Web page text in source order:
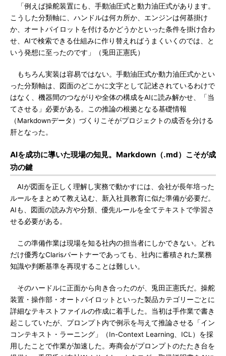
「例えば操舵装置にも、手動油圧式と動力油圧式があります。
こうした分類軸に、ハンドルは何カ所か、エンジンは何基掛け
か、オートパイロットを付けるかどうかといった条件を掛け合わ
せ、AIで検索できる仕組みに作り替えればうまくいくのでは、と
いう発想に至ったのです」（兎田正憲氏）
もちろん実装は容易ではない。手動油圧式か動力油圧式かとい
った分類軸は、図面のどこかに文字として記述されているわけで
はなく、機器間のつながりや全体の構成をAIに読み解かせ、「当
てさせる」必要がある。この推論の根拠となる基礎情報
（Markdownデータ）づくりこそがプロジェクトの成否を分ける
肝となった。
AIを成功に導いた現場の知見。Markdown（.md）こそが成
功の鍵
AIが図面を正しく理解し実務で動かすには、会社が長年培った
ルールをまとめて教え込む、新入社員教育に似た準備が必要だ。
AIも、図面の読み方や分類、優先ルールを全てテキストで学習さ
せる必要がある。
この準備作業は現場を知る社内の担当者にしかできない。どれ
だけ優秀なClarisパートナーであっても、社内に蓄積された業務
知識や判断基準を再現することは難しい。
そのハードルに正面から向き合ったのが、兎田正憲氏だ。操舵
装置・操作部・オートパイロットといった製品カテゴリーごとに
詳細なテキストファイルの作成に着手した。当初は手作業で書き
起こしていたが、プロンプト内で例示を与えて推論させる「イン
コンテキスト・ラーニング」（In-Context Learning、ICL）を採
用したことで作業が加速した。寿商会がプロンプトのたたき台を